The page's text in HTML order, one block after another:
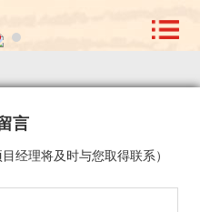
言
经理将及时与您取得联系）